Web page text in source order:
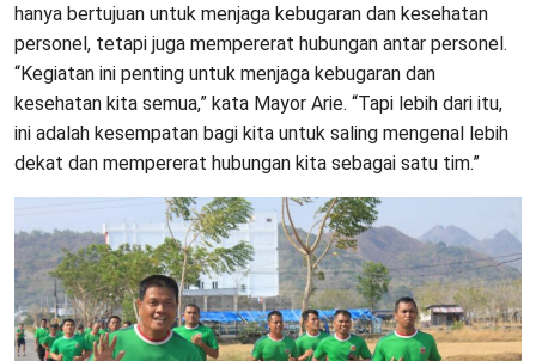
hanya bertujuan untuk menjaga kebugaran dan kesehatan
personel, tetapi juga mempererat hubungan antar personel.
“Kegiatan ini penting untuk menjaga kebugaran dan
kesehatan kita semua,” kata Mayor Arie. “Tapi lebih dari itu,
ini adalah kesempatan bagi kita untuk saling mengenal lebih
dekat dan mempererat hubungan kita sebagai satu tim.”